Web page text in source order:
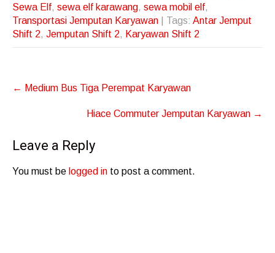
Sewa Elf, sewa elf karawang, sewa mobil elf,
Transportasi Jemputan Karyawan
| Tags: Antar Jemput
Shift 2, Jemputan Shift 2, Karyawan Shift 2
Post
navigation
← Medium Bus Tiga Perempat Karyawan
Hiace Commuter Jemputan Karyawan →
Leave a Reply
You must be logged in to post a comment.